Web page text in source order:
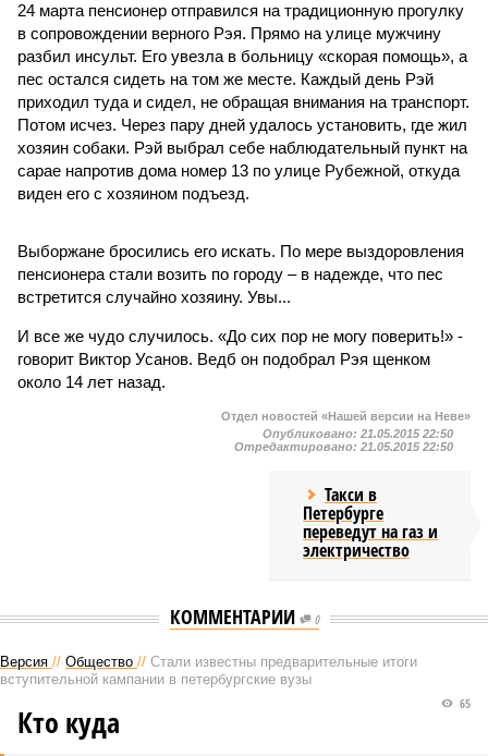
24 марта пенсионер отправился на традиционную прогулку
в сопровождении верного Рэя. Прямо на улице мужчину
разбил инсульт. Его увезла в больницу «скорая помощь», а
пес остался сидеть на том же месте. Каждый день Рэй
приходил туда и сидел, не обращая внимания на транспорт.
Потом исчез. Через пару дней удалось установить, где жил
хозяин собаки. Рэй выбрал себе наблюдательный пункт на
сарае напротив дома номер 13 по улице Рубежной, откуда
виден его с хозяином подъезд.
Выборжане бросились его искать. По мере выздоровления
пенсионера стали возить по городу – в надежде, что пес
встретится случайно хозяину. Увы...
И все же чудо случилось. «До сих пор не могу поверить!» -
говорит Виктор Усанов. Ведб он подобрал Рэя щенком
около 14 лет назад.
Отдел новостей «Нашей версии на Неве»
Опубликовано: 21.05.2015 22:50
Отредактировано: 21.05.2015 22:50
Такси в
Петербурге
переведут на газ и
электричество
КОММЕНТАРИИ 0
Версия // Общество // Стали известны предварительные итоги
вступительной кампании в петербургские вузы
65
Кто куда